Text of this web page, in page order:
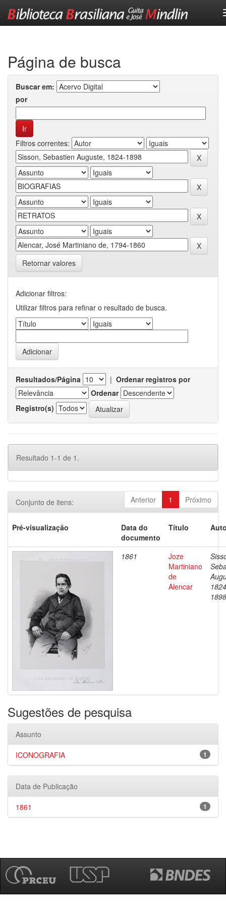
Página de busca
Buscar em:
por
Filtros correntes:
Retornar valores
Adicionar filtros:
Utilizar filtros para refinar o resultado de busca.
Resultados/Página | Ordenar registros por
Ordenar
Registro(s)
Resultado 1-1 de 1.
Anterior 1 Próximo
Conjunto de itens:
Pré-visualização
Data do
documento
Título
1861
Joze
Martiniano
de
Alencar
1898
Sugestões de pesquisa
Assunto
1
ICONOGRAFIA
Data de Publicação
1
1861